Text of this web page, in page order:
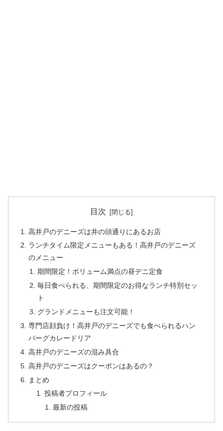
目次
高井戸のデニーズは井の頭通りにあるお店
ランチタイム限定メニューもある！高井戸のデニーズ
のメニュー
期間限定！ボリューム満点の昼デニ定食
毎日食べられる、期間限定のお得なランチ特別セッ
ト
グランドメニューも注文可能！
専門店顔負け！高井戸のデニーズでも食べられるハン
バーグカレードリア
高井戸のデニーズの混み具合
高井戸のデニーズはクーポンはあるの？
まとめ
投稿者プロフィール
最新の投稿